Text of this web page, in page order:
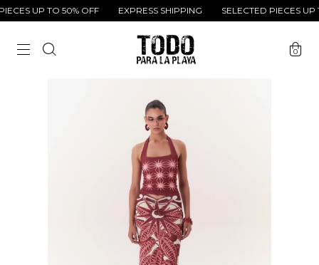
UP TO 50% OFF EXPRESS SHIPPING SELECTED PIECES UP
0